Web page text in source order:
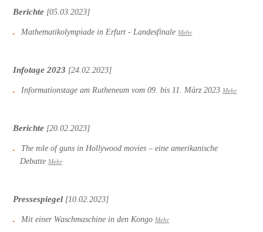
Berichte [05.03.2023]
Mathematikolympiade in Erfurt - Landesfinale Mehr
Infotage 2023 [24.02.2023]
Informationstage am Rutheneum vom 09. bis 11. März 2023 Mehr
Berichte [20.02.2023]
The role of guns in Hollywood movies – eine amerikanische
Debatte Mehr
Pressespiegel [10.02.2023]
Mit einer Waschmaschine in den Kongo Mehr